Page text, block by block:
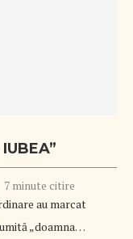
7 minute citire
au marcat
„doamna…